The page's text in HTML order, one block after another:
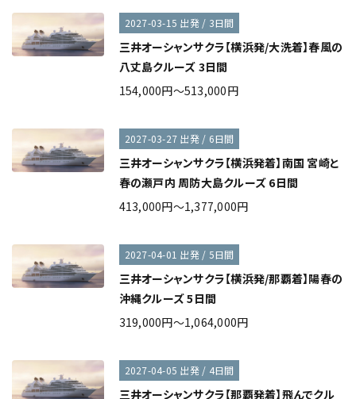
2027-03-15 出発 / 3日間
三井オーシャンサクラ【横浜発/大洗着】春風の
八丈島クルーズ 3日間
154,000円～513,000円
2027-03-27 出発 / 6日間
三井オーシャンサクラ【横浜発着】南国 宮崎と
春の瀬戸内 周防大島クルーズ 6日間
413,000円～1,377,000円
2027-04-01 出発 / 5日間
三井オーシャンサクラ【横浜発/那覇着】陽春の
沖縄クルーズ 5日間
319,000円～1,064,000円
2027-04-05 出発 / 4日間
三井オーシャンサクラ【那覇発着】飛んでクル